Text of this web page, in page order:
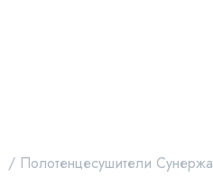
/ Полотенцесушители Сунержа